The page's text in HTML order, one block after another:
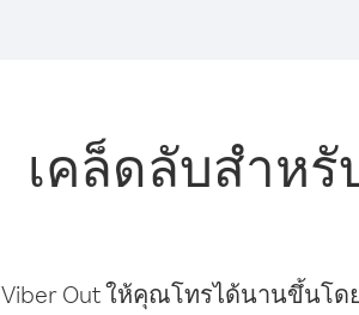
เคล็ดลับสำหรั
Viber Out ให้คุณโทรได้นานขึ้นโด